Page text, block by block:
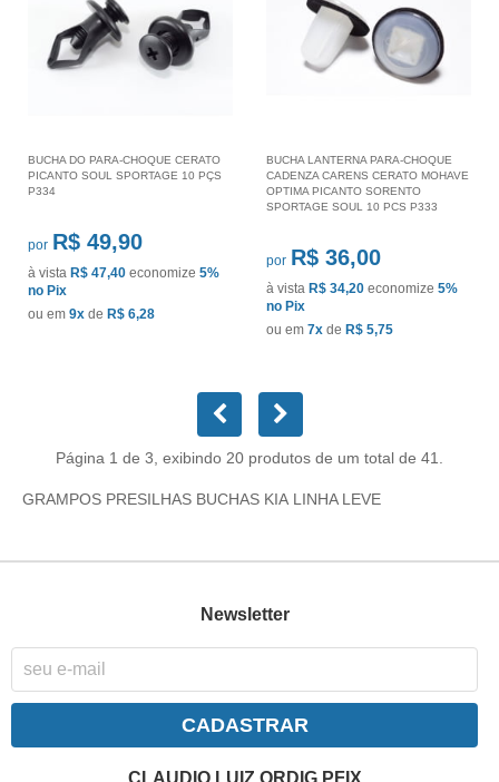
BUCHA DO PARA-CHOQUE CERATO
PICANTO SOUL SPORTAGE 10 PÇS
P334
por R$ 49,90
à vista R$ 47,40 economize 5%
no Pix
ou em 9x de R$ 6,28
BUCHA LANTERNA PARA-CHOQUE
CADENZA CARENS CERATO MOHAVE
OPTIMA PICANTO SORENTO
SPORTAGE SOUL 10 PCS P333
por R$ 36,00
à vista R$ 34,20 economize 5%
no Pix
ou em 7x de R$ 5,75
Página 1 de 3, exibindo 20 produtos de um total de 41.
GRAMPOS PRESILHAS BUCHAS KIA LINHA LEVE
Newsletter
CADASTRAR
CLAUDIO LUIZ ORDIG PFIX